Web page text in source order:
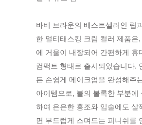
바비 브라운의 베스트셀러인 립
한 멀티태스킹 크림 컬러 제품은
에 거울이 내장되어 간편하게 휴
컴팩트 형태로 출시되었습니다.
든 손쉽게 메이크업을 완성해주
아이템으로, 볼의 볼록한 부분에
하여 은은한 홍조와 입술에도 살
면 부드럽게 스며드는 피니쉬를